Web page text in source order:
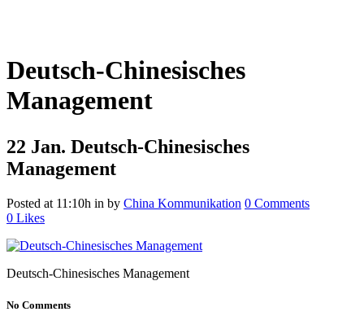
Deutsch-Chinesisches
Management
22 Jan. Deutsch-Chinesisches
Management
Posted at 11:10h in by China Kommunikation 0 Comments
0 Likes
Deutsch-Chinesisches Management
No Comments